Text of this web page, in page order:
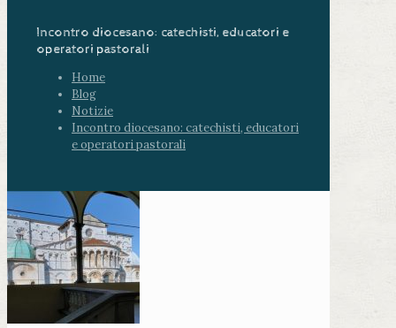
Incontro diocesano: catechisti, educatori e
operatori pastorali
Home
Blog
Notizie
Incontro diocesano: catechisti, educatori
e operatori pastorali